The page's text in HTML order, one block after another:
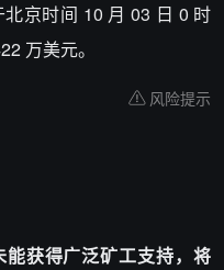
京时间 10 月 03 日 0 时
万美元。
风险提示
获得广泛矿工支持，将